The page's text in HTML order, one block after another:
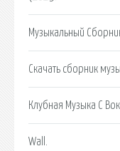
Музыкальный
Скачать сборник
Клубная Музыка С
Wall.